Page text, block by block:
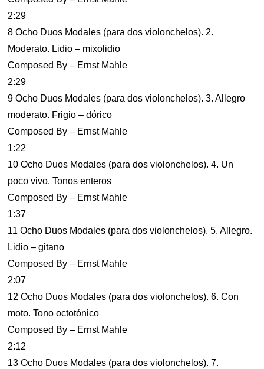
2:29
8 Ocho Duos Modales (para dos violonchelos). 2.
Moderato. Lidio – mixolidio
Composed By – Ernst Mahle
2:29
9 Ocho Duos Modales (para dos violonchelos). 3. Allegro
moderato. Frigio – dórico
Composed By – Ernst Mahle
1:22
10 Ocho Duos Modales (para dos violonchelos). 4. Un
poco vivo. Tonos enteros
Composed By – Ernst Mahle
1:37
11 Ocho Duos Modales (para dos violonchelos). 5. Allegro.
Lidio – gitano
Composed By – Ernst Mahle
2:07
12 Ocho Duos Modales (para dos violonchelos). 6. Con
moto. Tono octotónico
Composed By – Ernst Mahle
2:12
13 Ocho Duos Modales (para dos violonchelos). 7.